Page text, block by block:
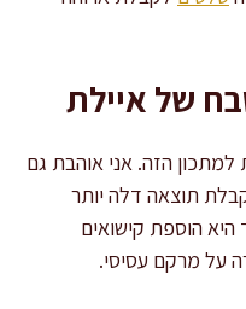
של איילת
הזה. אני אוהבת גם
תוצאה דלה יותר
הוספת קישואים
על מרקם עסיסי.